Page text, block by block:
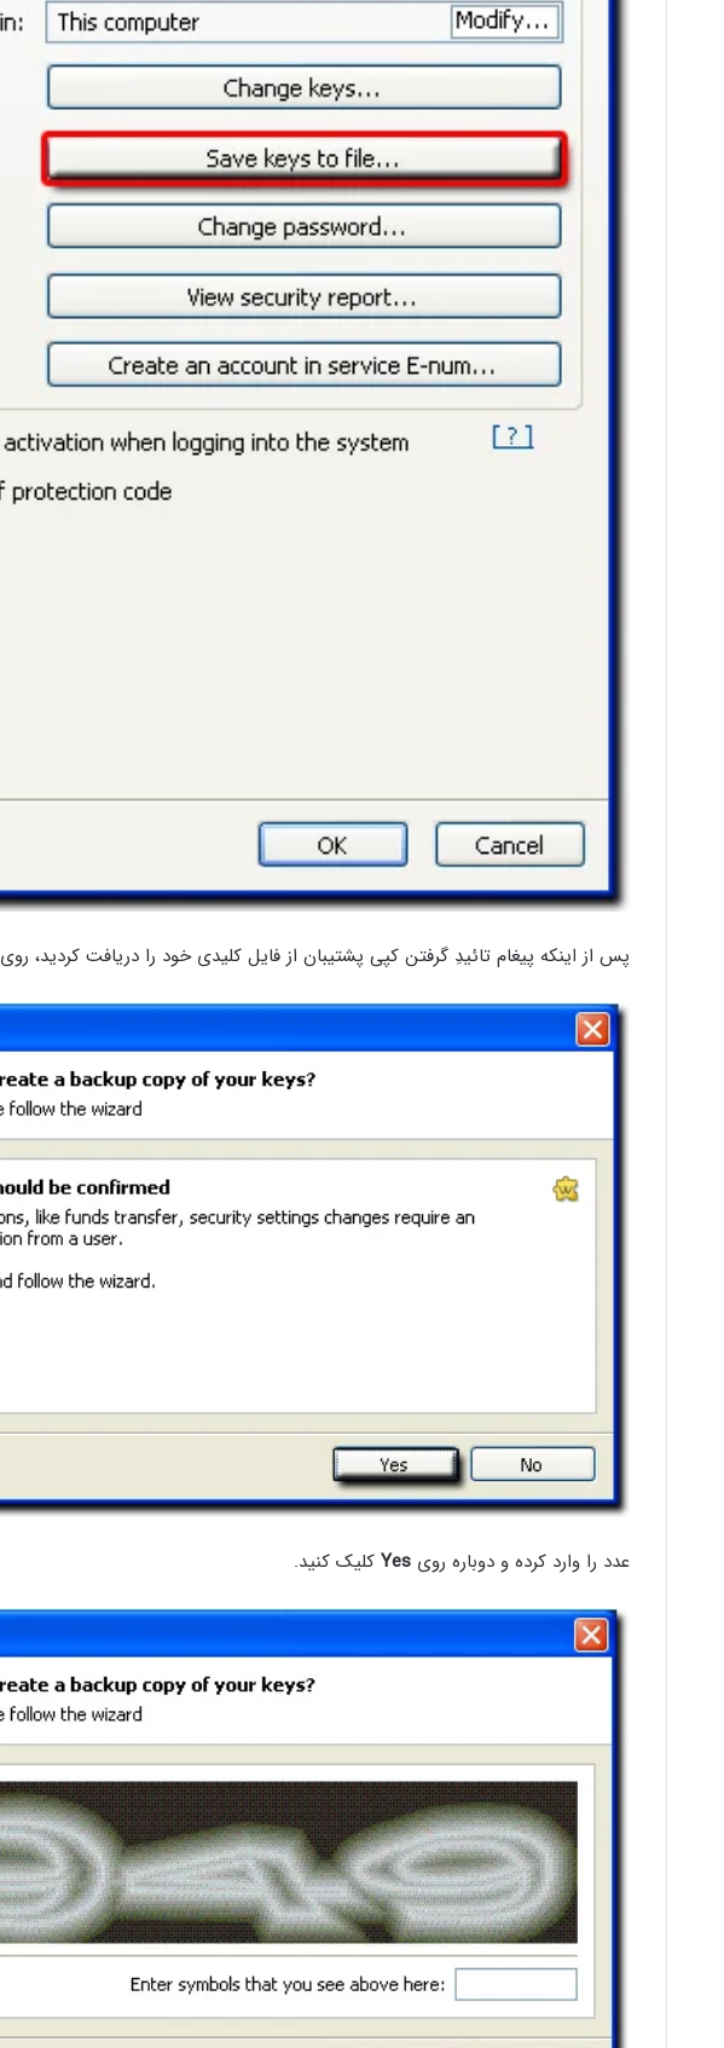
پس از اینکه پیغام تائیدِ گرفتن کپی پشتیبان از فایل کلیدی خود را دریافت کردید، روی
عدد را وارد کرده و دوباره روی Yes کلیک کنید.